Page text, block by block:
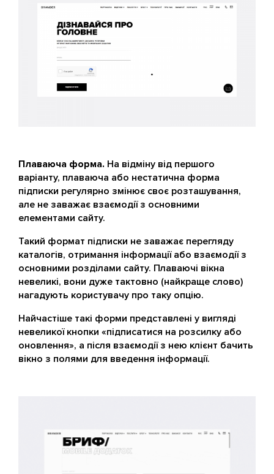
Плаваюча форма. На відміну від першого
варіанту, плаваюча або нестатична форма
підписки регулярно змінює своє розташування,
але не заважає взаємодії з основними
елементами сайту.
Такий формат підписки не заважає перегляду
каталогів, отримання інформації або взаємодії з
основними розділами сайту. Плаваючі вікна
невеликі, вони дуже тактовно (найкраще слово)
нагадують користувачу про таку опцію.
Найчастіше такі форми представлені у вигляді
невеликої кнопки «підписатися на розсилку або
оновлення», а після взаємодії з нею клієнт бачить
вікно з полями для введення інформації.